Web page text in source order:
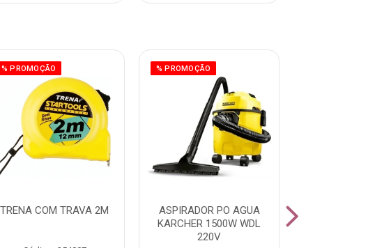
% PROMOÇÃO
TRENA COM TRAVA 2M
% PROMOÇÃO
ASPIRADOR PO AGUA
KARCHER 1500W WDL
220V